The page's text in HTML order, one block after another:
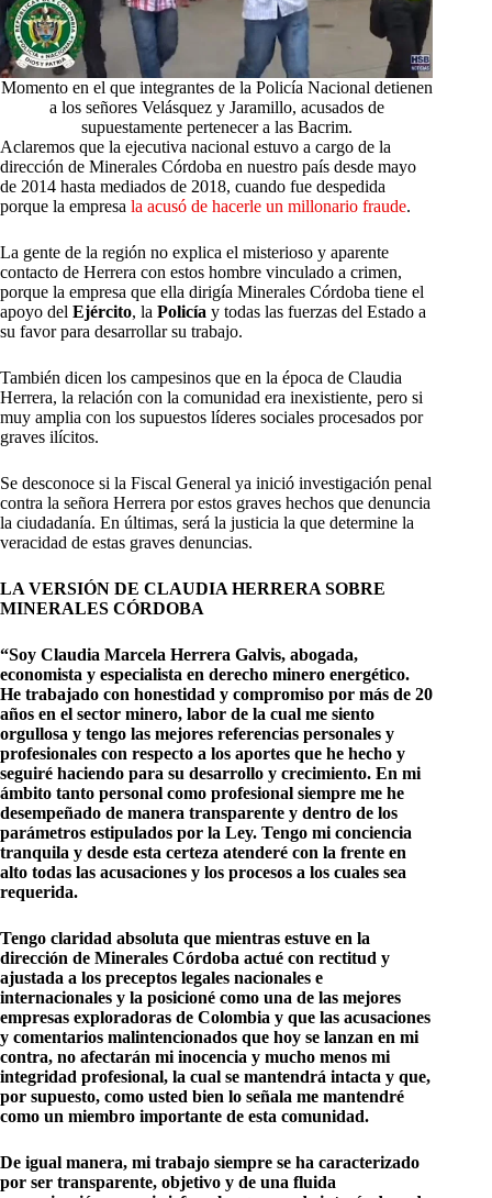
Momento en el que integrantes de la Policía Nacional detienen
a los señores Velásquez y Jaramillo, acusados de
supuestamente pertenecer a las Bacrim.
Aclaremos que la ejecutiva nacional estuvo a cargo de la
dirección de Minerales Córdoba en nuestro país desde mayo
de 2014 hasta mediados de 2018, cuando fue despedida
porque la empresa la acusó de hacerle un millonario fraude.
La gente de la región no explica el misterioso y aparente
contacto de Herrera con estos hombre vinculado a crimen,
porque la empresa que ella dirigía Minerales Córdoba tiene el
apoyo del Ejército, la Policía y todas las fuerzas del Estado a
su favor para desarrollar su trabajo.
También dicen los campesinos que en la época de Claudia
Herrera, la relación con la comunidad era inexistiente, pero si
muy amplia con los supuestos líderes sociales procesados por
graves ilícitos.
Se desconoce si la Fiscal General ya inició investigación penal
contra la señora Herrera por estos graves hechos que denuncia
la ciudadanía. En últimas, será la justicia la que determine la
veracidad de estas graves denuncias.
LA VERSIÓN DE CLAUDIA HERRERA SOBRE
MINERALES CÓRDOBA
“Soy Claudia Marcela Herrera Galvis, abogada,
economista y especialista en derecho minero energético.
He trabajado con honestidad y compromiso por más de 20
años en el sector minero, labor de la cual me siento
orgullosa y tengo las mejores referencias personales y
profesionales con respecto a los aportes que he hecho y
seguiré haciendo para su desarrollo y crecimiento. En mi
ámbito tanto personal como profesional siempre me he
desempeñado de manera transparente y dentro de los
parámetros estipulados por la Ley. Tengo mi conciencia
tranquila y desde esta certeza atenderé con la frente en
alto todas las acusaciones y los procesos a los cuales sea
requerida.
Tengo claridad absoluta que mientras estuve en la
dirección de Minerales Córdoba actué con rectitud y
ajustada a los preceptos legales nacionales e
internacionales y la posicioné como una de las mejores
empresas exploradoras de Colombia y que las acusaciones
y comentarios malintencionados que hoy se lanzan en mi
contra, no afectarán mi inocencia y mucho menos mi
integridad profesional, la cual se mantendrá intacta y que,
por supuesto, como usted bien lo señala me mantendré
como un miembro importante de esta comunidad.
De igual manera, mi trabajo siempre se ha caracterizado
por ser transparente, objetivo y de una fluida